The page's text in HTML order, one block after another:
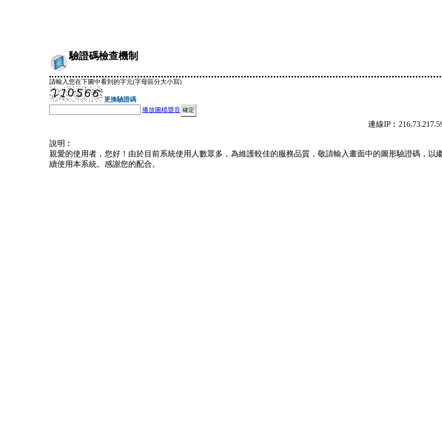
驗證碼檢查機制
請輸入您在下圖中看到的字元(字母區分大小寫)
更換驗證碼
播放圖檔聲音
連線
說明︰
親愛的使用者，您好！由於目前系統使用人數眾多，為維護較佳的服務品質，敬請輸入畫面中的圖形驗證碼，以
續使用本系統。感謝您的配合。